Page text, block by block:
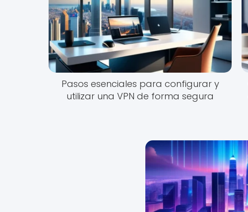
Pasos esenciales para configurar y
utilizar una VPN de forma segura